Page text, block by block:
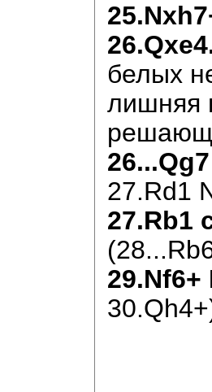
белых
лишняя
26...Qg7
27.Rd1
27.Rb1
29.Nf6+